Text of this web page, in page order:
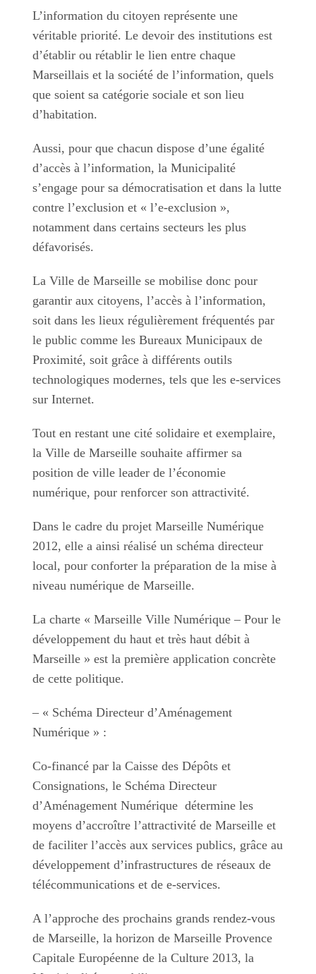
L’information du citoyen représente une
véritable priorité. Le devoir des institutions est
d’établir ou rétablir le lien entre chaque
Marseillais et la société de l’information, quels
que soient sa catégorie sociale et son lieu
d’habitation.
Aussi, pour que chacun dispose d’une égalité
d’accès à l’information, la Municipalité
s’engage pour sa démocratisation et dans la lutte
contre l’exclusion et « l’e-exclusion »,
notamment dans certains secteurs les plus
défavorisés.
La Ville de Marseille se mobilise donc pour
garantir aux citoyens, l’accès à l’information,
soit dans les lieux régulièrement fréquentés par
le public comme les Bureaux Municipaux de
Proximité, soit grâce à différents outils
technologiques modernes, tels que les e-services
sur Internet.
Tout en restant une cité solidaire et exemplaire,
la Ville de Marseille souhaite affirmer sa
position de ville leader de l’économie
numérique, pour renforcer son attractivité.
Dans le cadre du projet Marseille Numérique
2012, elle a ainsi réalisé un schéma directeur
local, pour conforter la préparation de la mise à
niveau numérique de Marseille.
La charte « Marseille Ville Numérique – Pour le
développement du haut et très haut débit à
Marseille » est la première application concrète
de cette politique.
– « Schéma Directeur d’Aménagement
Numérique » :
Co-financé par la Caisse des Dépôts et
Consignations, le Schéma Directeur
d’Aménagement Numérique détermine les
moyens d’accroître l’attractivité de Marseille et
de faciliter l’accès aux services publics, grâce au
développement d’infrastructures de réseaux de
télécommunications et de e-services.
A l’approche des prochains grands rendez-vous
de Marseille, la horizon de Marseille Provence
Capitale Européenne de la Culture 2013, la